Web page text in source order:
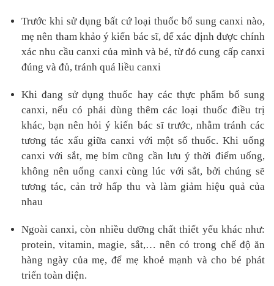
Trước khi sử dụng bất cứ loại thuốc bổ sung canxi nào,
mẹ nên tham khảo ý kiến bác sĩ, để xác định được chính
xác nhu cầu canxi của mình và bé, từ đó cung cấp canxi
đúng và đủ, tránh quá liều canxi
Khi đang sử dụng thuốc hay các thực phẩm bổ sung
canxi, nếu có phải dùng thêm các loại thuốc điều trị
khác, bạn nên hỏi ý kiến bác sĩ trước, nhằm tránh các
tương tác xấu giữa canxi với một số thuốc. Khi uống
canxi với sắt, mẹ bỉm cũng cần lưu ý thời điểm uống,
không nên uống canxi cùng lúc với sắt, bởi chúng sẽ
tương tác, cản trở hấp thu và làm giảm hiệu quả của
nhau
Ngoài canxi, còn nhiều dưỡng chất thiết yếu khác như:
protein, vitamin, magie, sắt,… nên có trong chế độ ăn
hàng ngày của mẹ, để mẹ khoẻ mạnh và cho bé phát
triển toàn diện.